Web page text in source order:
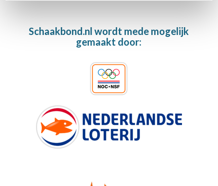
Schaakbond.nl wordt mede mogelijk
gemaakt door: